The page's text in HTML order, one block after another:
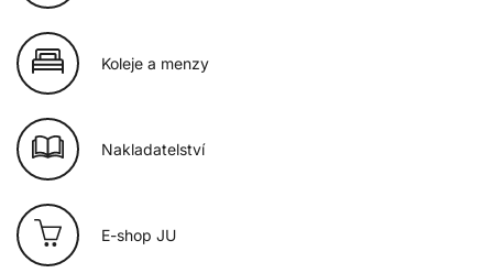
Koleje a menzy
Nakladatelství
E-shop JU